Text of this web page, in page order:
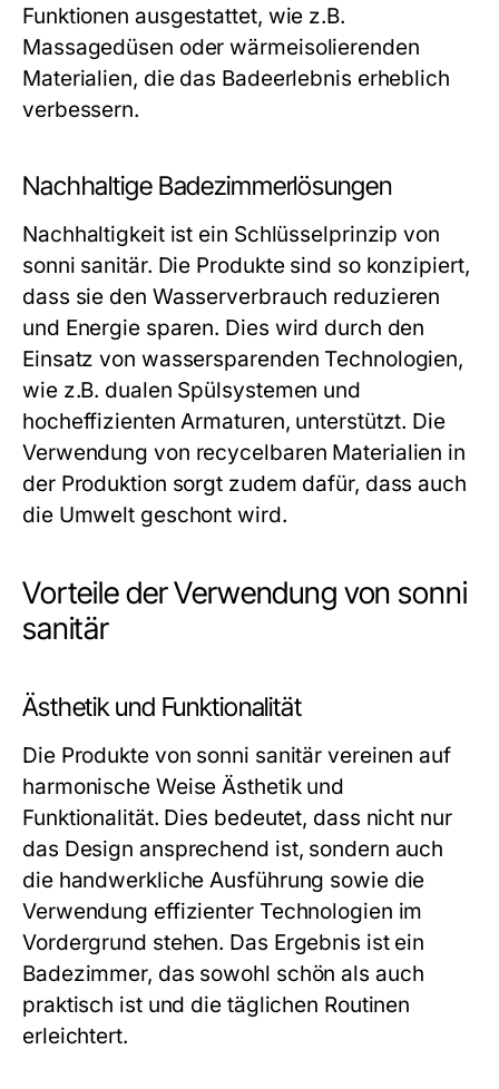
Funktionen ausgestattet, wie z.B.
Massagedüsen oder wärmeisolierenden
Materialien, die das Badeerlebnis erheblich
verbessern.
Nachhaltige Badezimmerlösungen
Nachhaltigkeit ist ein Schlüsselprinzip von
sonni sanitär. Die Produkte sind so konzipiert,
dass sie den Wasserverbrauch reduzieren
und Energie sparen. Dies wird durch den
Einsatz von wassersparenden Technologien,
wie z.B. dualen Spülsystemen und
hocheffizienten Armaturen, unterstützt. Die
Verwendung von recycelbaren Materialien in
der Produktion sorgt zudem dafür, dass auch
die Umwelt geschont wird.
Vorteile der Verwendung von sonni
sanitär
Ästhetik und Funktionalität
Die Produkte von sonni sanitär vereinen auf
harmonische Weise Ästhetik und
Funktionalität. Dies bedeutet, dass nicht nur
das Design ansprechend ist, sondern auch
die handwerkliche Ausführung sowie die
Verwendung effizienter Technologien im
Vordergrund stehen. Das Ergebnis ist ein
Badezimmer, das sowohl schön als auch
praktisch ist und die täglichen Routinen
erleichtert.